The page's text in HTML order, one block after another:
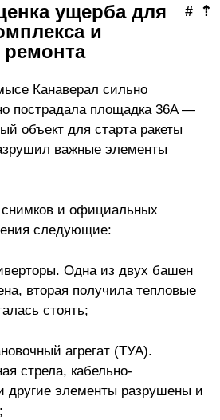
⇡
#
ущерба для
и
Канаверал сильно
пострадала площадка 36A —
объект для старта ракеты
важные элементы
и официальных
следующие:
Одна из двух башен
вторая получила тепловые
стоять;
агрегат (ТУА).
стрела, кабельно-
другие элементы разрушены и